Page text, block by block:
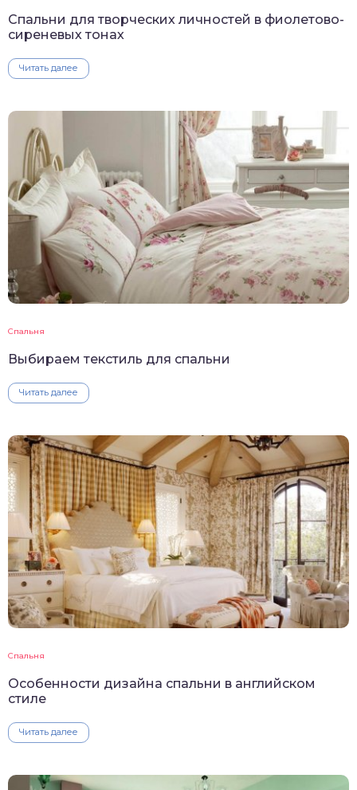
Спальни для творческих личностей в фиолетово-
сиреневых тонах
Читать далее
Спальня
Выбираем текстиль для спальни
Читать далее
Спальня
Особенности дизайна спальни в английском
стиле
Читать далее